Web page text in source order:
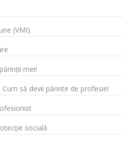
(VMI)
mei!
să devii părinte de profesie!
socială